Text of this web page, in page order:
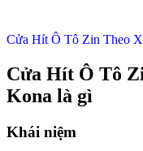
Cửa Hít Ô Tô Zin Theo
Cửa Hít Ô Tô
Kona là gì
Khái niệm